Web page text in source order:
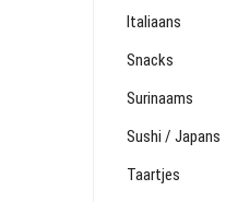
Italiaans
Snacks
Surinaams
Sushi / Japans
Taartjes